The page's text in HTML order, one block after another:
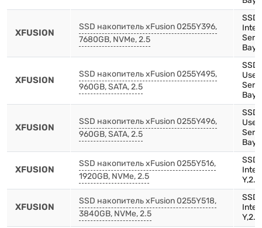
XFUSION
SSD накопитель xFusion 0255Y396,
7680GB, NVMe, 2.5
Bay)
XFUSION
SSD накопитель xFusion 0255Y495,
960GB, SATA, 2.5
Bay)
XFUSION
SSD накопитель xFusion 0255Y496,
960GB, SATA, 2.5
Bay)
XFUSION
SSD накопитель xFusion 0255Y516,
1920GB, NVMe, 2.5
XFUSION
SSD накопитель xFusion 0255Y518,
3840GB, NVMe, 2.5